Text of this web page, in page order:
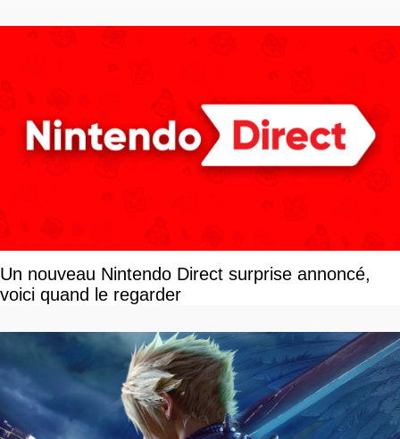
Un nouveau Nintendo Direct surprise annoncé,
voici quand le regarder